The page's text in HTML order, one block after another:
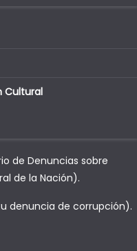
Cultural
de Denuncias sobre
de la Nación).
denuncia de corrupción).